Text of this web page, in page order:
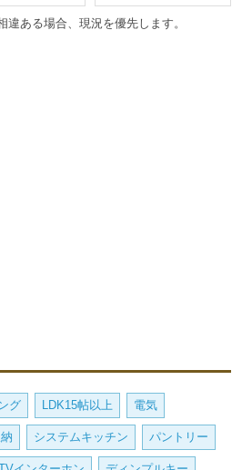
違ある場合、現況を優先します。
グ LDK15帖以上 電気
システムキッチン パントリー